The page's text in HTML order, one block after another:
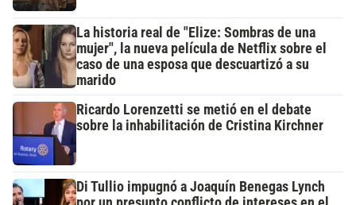
La historia real de "Elize: Sombras de una
mujer", la nueva película de Netflix sobre el
caso de una esposa que descuartizó a su
marido
Ricardo Lorenzetti se metió en el debate
sobre la inhabilitación de Cristina Kirchner
Di Tullio impugnó a Joaquín Benegas Lynch